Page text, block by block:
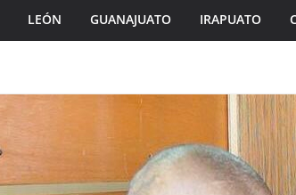
LEÓN GUANAJUATO IRAPUATO